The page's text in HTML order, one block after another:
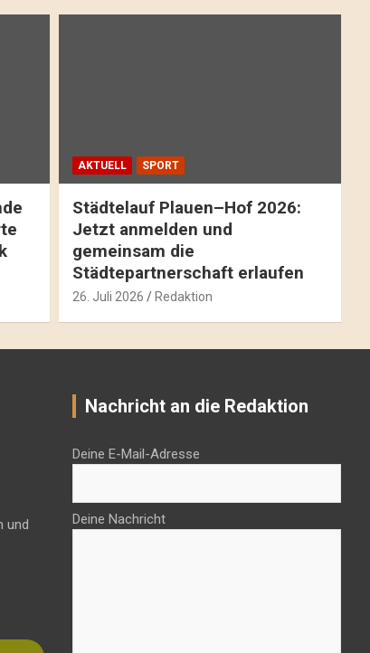
AKTUELL SPORT
Städtelauf Plauen–Hof 2026:
Jetzt anmelden und
gemeinsam die
Städtepartnerschaft erlaufen
26. Juli 2026 Redaktion
und
Nachricht an die Redaktion
Deine E-Mail-Adresse
Deine Nachricht